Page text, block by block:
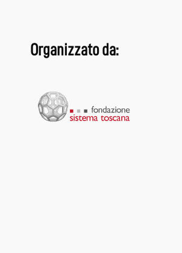
Organizzato da: